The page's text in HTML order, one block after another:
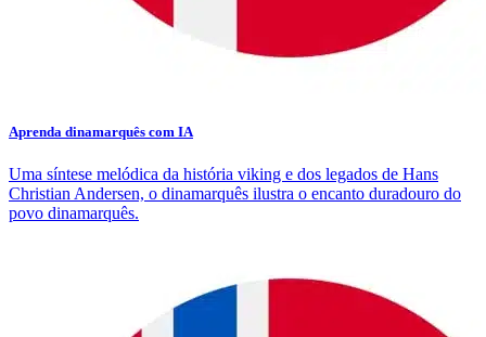
Aprenda dinamarquês com IA
Uma síntese melódica da história viking e dos legados de Hans
Christian Andersen, o dinamarquês ilustra o encanto duradouro do
povo dinamarquês.